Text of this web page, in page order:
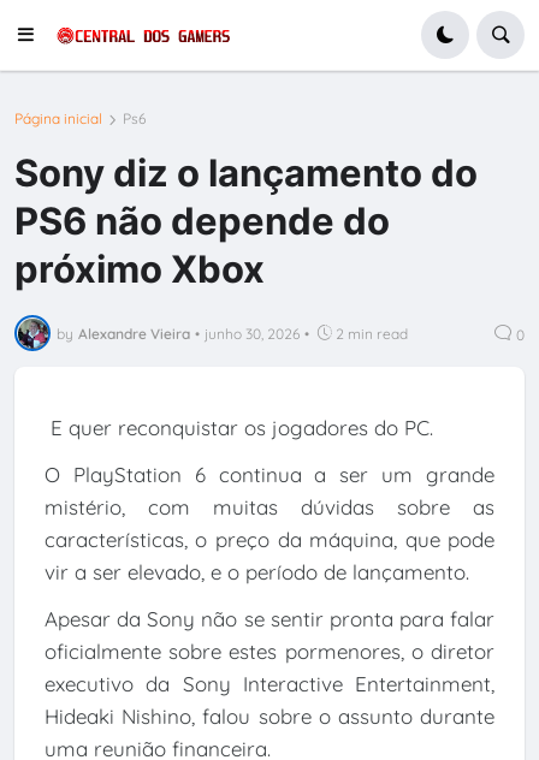
Página inicial Ps6
Sony diz o lançamento do
PS6 não depende do
próximo Xbox
by Alexandre Vieira • junho 30, 2026 • 2 min read 0
E quer reconquistar os jogadores do PC.
O PlayStation 6 continua a ser um grande
mistério, com muitas dúvidas sobre as
características, o preço da máquina, que pode
vir a ser elevado, e o período de lançamento.
Apesar da Sony não se sentir pronta para falar
oficialmente sobre estes pormenores, o diretor
executivo da Sony Interactive Entertainment,
Hideaki Nishino, falou sobre o assunto durante
uma reunião financeira.